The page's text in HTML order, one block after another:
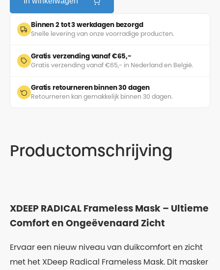
Binnen 2 tot 3 werkdagen bezorgd
Snelle levering van onze voorradige producten.
Gratis verzending vanaf €65,-
Gratis verzending vanaf €65,- in Nederland en België.
Gratis retourneren binnen 30 dagen
Retourneren kan gemakkelijk binnen 30 dagen.
Productomschrijving
XDEEP RADICAL Frameless Mask – Ultieme
Comfort en Ongeëvenaard Zicht
Ervaar een nieuw niveau van duikcomfort en zicht
met het XDeep Radical Frameless Mask. Dit masker